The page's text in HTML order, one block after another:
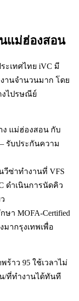
แม่ฮ่องสอน
ะเทศไทย iVC มี
านจำนวนมาก โดย
งไปรษณีย์
ง แม่ฮ่องสอน กับ
รับประกันความ
วีซ่าทำงานที่ VFS
ดำเนินการนัดคิว
ษา MOFA-Certified
ากรุงเทพเพื่อ
าว 95 ใช้เวลาไม่
/ที่ทำงานได้ทันที